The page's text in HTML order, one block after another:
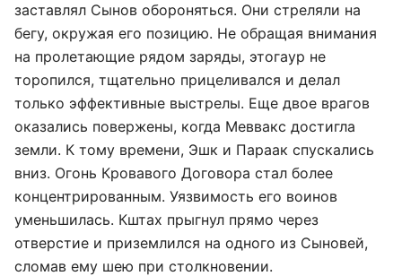
заставлял Сынов обороняться. Они стреляли на
бегу, окружая его позицию. Не обращая внимания
на пролетающие рядом заряды, этогаур не
торопился, тщательно прицеливался и делал
только эффективные выстрелы. Еще двое врагов
оказались повержены, когда Меввакс достигла
земли. К тому времени, Эшк и Параак спускались
вниз. Огонь Кровавого Договора стал более
концентрированным. Уязвимость его воинов
уменьшилась. Кштах прыгнул прямо через
отверстие и приземлился на одного из Сыновей,
сломав ему шею при столкновении.